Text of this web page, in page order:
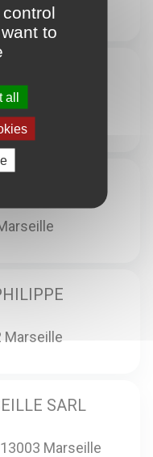
Marseille
SARL
13003 Marseille
to
all